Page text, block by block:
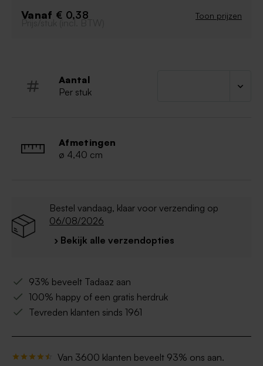
Vanaf € 0,38 Toon prijzen
Prijs/stuk (incl. BTW)
Aantal
Per stuk
Afmetingen
ø 4,40 cm
Bestel vandaag, klaar voor verzending op
06/08/2026
› Bekijk alle verzendopties
93% beveelt Tadaaz aan
100% happy of een gratis herdruk
Tevreden klanten sinds 1961
Van 3600 klanten beveelt 93% ons aan.